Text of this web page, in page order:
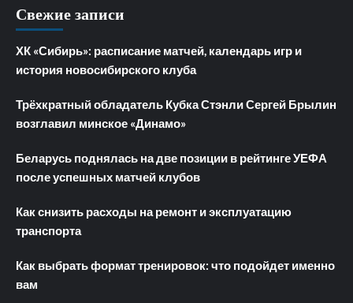
Свежие записи
ХК «Сибирь»: расписание матчей, календарь игр и
история новосибирского клуба
Трёхкратный обладатель Кубка Стэнли Сергей Брылин
возглавил минское «Динамо»
Беларусь поднялась на две позиции в рейтинге УЕФА
после успешных матчей клубов
Как снизить расходы на ремонт и эксплуатацию
транспорта
Как выбрать формат тренировок: что подойдет именно
вам